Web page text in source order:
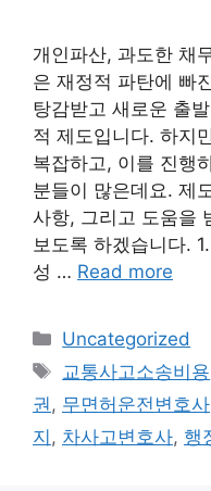
개인파산, 과도한 채
은 재정적 파탄에 빠
탕감받고 새로운 출
적 제도입니다. 하지
복잡하고, 이를 진행
분들이 많은데요. 제
사항, 그리고 도움을
보도록 하겠습니다.
성 … Read more
Categories
Uncategorized
Tags
교통사고소송비용
권 , 무면허운전변호사
지 , 차사고변호사, 행